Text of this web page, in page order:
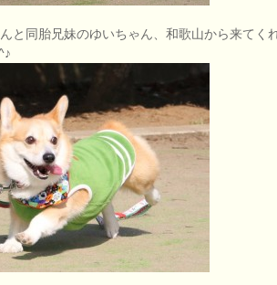
と同胎兄妹のゆいちゃん、和歌山から来てく